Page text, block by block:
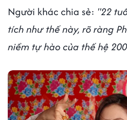
Người khác chia sẻ: "22
tích như thế này, rõ ràng
niềm tự hào của thế hệ